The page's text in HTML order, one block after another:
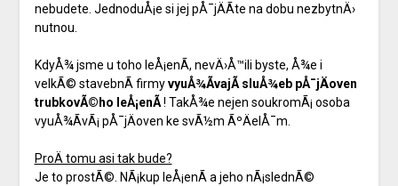
nebudete. JednoduÅ¡e si jej pÅ¯jÄÃ­te na dobu nezbytnÄ›
nutnou.
KdyÅ¾ jsme u toho leÅ¡enÃ­, nevÄ›Å™ili byste, Å¾e i
velkÃ© stavebnÃ­ firmyvyuÅ¾Ã­vajÃ­ sluÅ¾eb pÅ¯jÄoven
trubkovÃ©ho leÅ¡enÃ­! TakÅ¾e nejen soukromÃ¡ osoba
vyuÅ¾Ã­vÃ¡ pÅ¯jÄoven ke svÃ½m ÃºÄelÅ¯m.
ProÄ tomu asi tak bude?
Je to prostÃ©. NÃ¡kup leÅ¡enÃ­ a jeho nÃ¡slednÃ©